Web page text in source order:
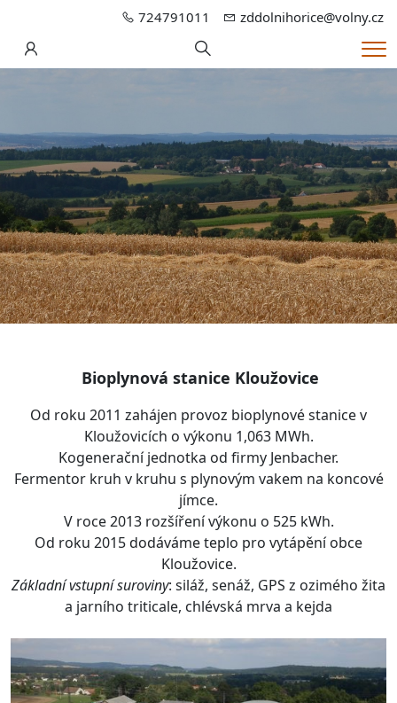
724791011 zddolnihorice@volny.cz
Hledání
Bioplynová stanice Kloužovice
Od roku 2011 zahájen provoz bioplynové stanice v
Kloužovicích o výkonu 1,063 MWh.
Kogenerační jednotka od firmy Jenbacher.
Fermentor kruh v kruhu s plynovým vakem na koncové
jímce.
V roce 2013 rozšíření výkonu o 525 kWh.
Od roku 2015 dodáváme teplo pro vytápění obce
Kloužovice.
Základní vstupní suroviny: siláž, senáž, GPS z ozimého žita
a jarního triticale, chlévská mrva a kejda